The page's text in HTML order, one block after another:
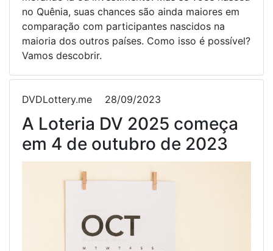
no Quênia, suas chances são ainda maiores em
comparação com participantes nascidos na
maioria dos outros países. Como isso é possível?
Vamos descobrir.
DVDLottery.me 28/09/2023
A Loteria DV 2025 começa
em 4 de outubro de 2023